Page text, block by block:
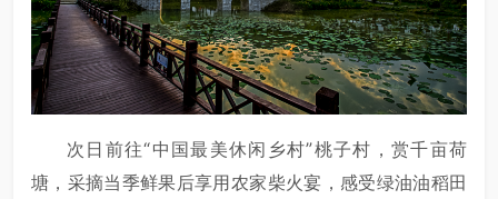
次日前往“中国最美休闲乡村”桃子村，赏千亩荷
塘，采摘当季鲜果后享用农家柴火宴，感受绿油油稻田